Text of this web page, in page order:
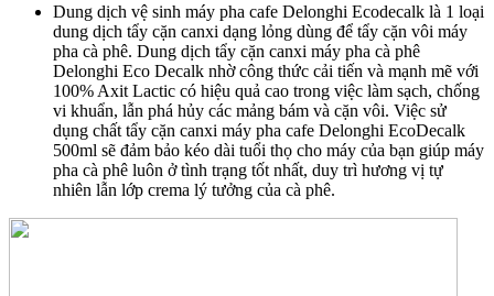
Dung dịch vệ sinh máy pha cafe Delonghi Ecodecalk là 1 loại
dung dịch tẩy cặn canxi dạng lỏng dùng để tẩy cặn vôi máy
pha cà phê. Dung dịch tẩy cặn canxi máy pha cà phê
Delonghi Eco Decalk nhờ công thức cải tiến và mạnh mẽ với
100% Axit Lactic có hiệu quả cao trong việc làm sạch, chống
vi khuẩn, lẫn phá hủy các mảng bám và cặn vôi. Việc sử
dụng chất tẩy cặn canxi máy pha cafe Delonghi EcoDecalk
500ml sẽ đảm bảo kéo dài tuổi thọ cho máy của bạn giúp máy
pha cà phê luôn ở tình trạng tốt nhất, duy trì hương vị tự
nhiên lẫn lớp crema lý tưởng của cà phê.